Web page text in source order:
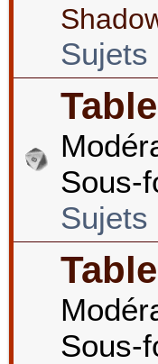
Sujets
Sous-
Sujets
Sous-